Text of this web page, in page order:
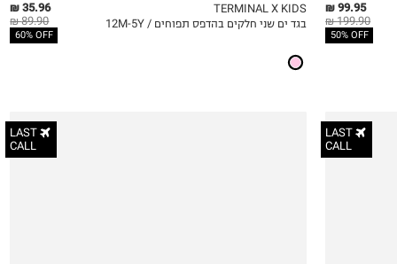
99.95 ₪
199.90 ₪
50% OFF
MY LIST
QUICKVIEW
35.96 ₪
89.90 ₪
60% OFF
TERMINAL X KIDS
בגד ים שני חלקים בהדפס תפוחים / 12M-5Y
LAST
CALL
LAST
CALL